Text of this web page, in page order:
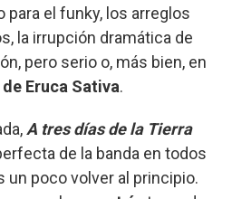
el funky, los arreglos
la irrupción dramática de
pero serio o, más bien, en
de Eruca Sativa.
A tres días de la Tierra
de la banda en todos
un poco volver al principio.